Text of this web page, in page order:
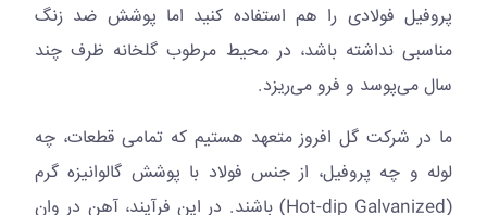
پروفیل فولادی را هم استفاده کنید اما پوشش ضد زنگ
مناسبی نداشته باشد، در محیط مرطوب گلخانه ظرف چند
سال می‌پوسد و فرو می‌ریزد.
ما در شرکت گل افروز متعهد هستیم که تمامی قطعات، چه
لوله و چه پروفیل، از جنس فولاد با پوشش گالوانیزه گرم
(
Hot-dip Galvanized) باشند. در این فرآیند، آهن در وان